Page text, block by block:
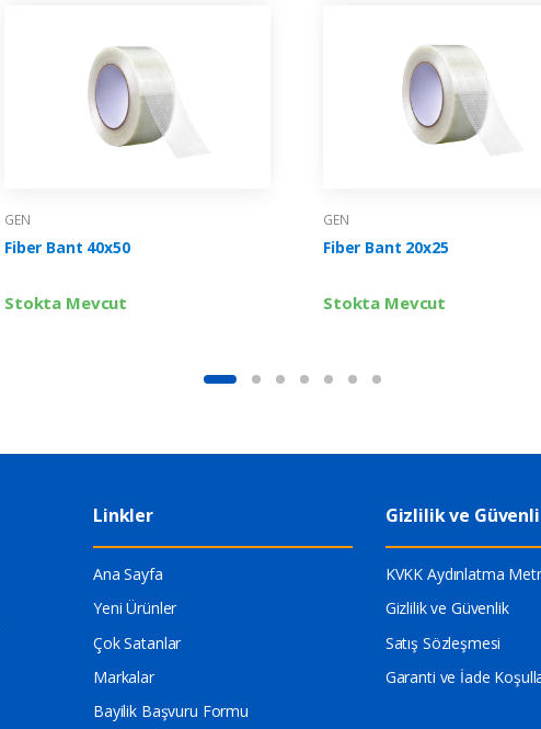
GEN
Fiber Bant 40x50
Stokta Mevcut
GEN
Fiber Bant 20x25
Stokta Mevcut
Linkler
Ana Sayfa
Yeni Ürünler
Çok Satanlar
Markalar
Bayilik Başvuru Formu
Gizlilik ve
KVKK Aydınlatma
Gizlilik ve Güvenlik
Satış Sözleşmesi
Garanti ve İade